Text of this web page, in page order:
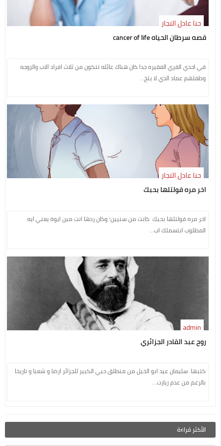
قصه سرطان الحياه cancer of life
حنا عادل النجار
في احدي القري الفقيره جدا كان هناك عائله تتكون من ثلاث افراد الاب والزوجه
وطفلهم عماد الذي لا يتخ...
اخر مره قولتلها بحبك
حنا عادل النجار
اخر مره قولتلها بحبك كانت من سنيين؛ وكان ردها انت مين ايوة يعني ايه
المطلوب ابتسملك اب...
روح عبد القادر الجزائري
admin
كتبها: سليمان عيد ابو الخيل من منطلق حبي الكبير للجزائر ارضا و شعبا و تاريخا
بالرغم من عدم زيارت...
الأكثر قراءة